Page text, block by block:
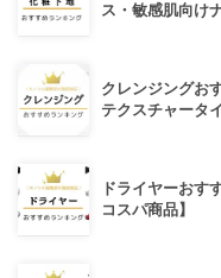
ス・敏感肌向け
クレンジングお
テクスチャータ
ドライヤーおす
コスパ商品】